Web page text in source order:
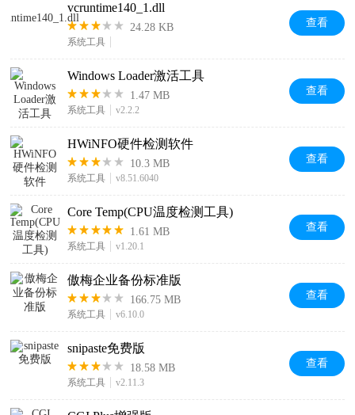
vcruntime140_1.dll
24.28 KB
系统工具
查看
Windows Loader激活工具
1.47 MB
系统工具 v2.2.2
查看
HWiNFO硬件检测软件
10.3 MB
系统工具 v8.51.6040
查看
Core Temp(CPU温度检测工具)
1.61 MB
系统工具 v1.20.1
查看
傲梅企业备份标准版
166.75 MB
系统工具 v6.10.0
查看
snipaste免费版
18.58 MB
系统工具 v2.11.3
查看